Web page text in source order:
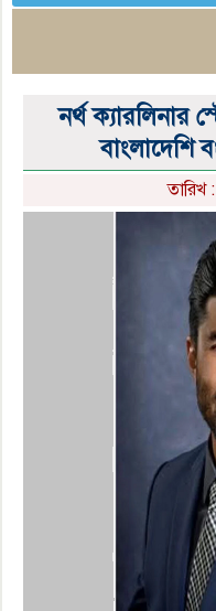
নর্থ ক্যারলিনার
বাংলাদেশি